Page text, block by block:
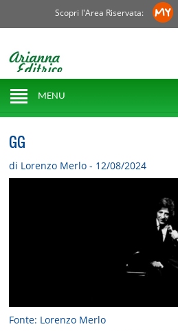
Scopri l'Area Riservata:
MENU
GG
di Lorenzo Merlo - 12/08/2024
Fonte: Lorenzo Merlo